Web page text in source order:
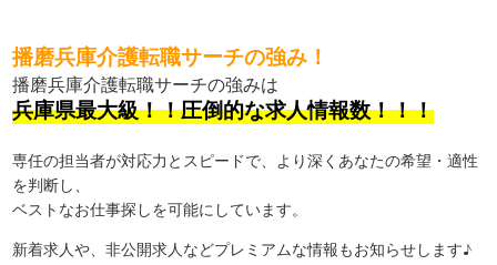
播磨兵庫介護転職サーチの強み！
播磨兵庫介護転職サーチの強みは
兵庫県最大級！！圧倒的な求人情報数！！！
専任の担当者が対応力とスピードで、より深くあなたの希望・適性
を判断し、
ベストなお仕事探しを可能にしています。
新着求人や、非公開求人などプレミアムな情報もお知らせします♪